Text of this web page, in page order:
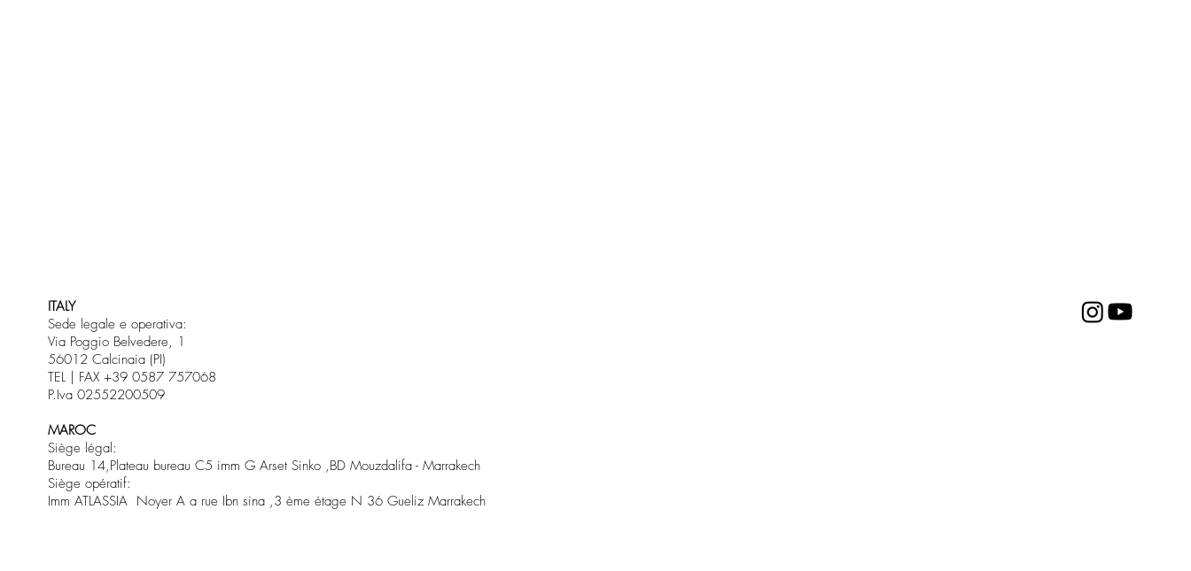
ITALY
Sede legale e operativa:
Via Poggio Belvedere, 1
56012 Calcinaia (PI)
TEL | FAX +39 0587 757068
P.Iva 02552200509
MAROC
Siège légal:
Bureau 14,Plateau bureau C5 imm G Arset Sinko ,BD Mouzdalifa - Marrakech
Siège opératif:
Imm ATLASSIA Noyer A a rue Ibn sina ,3 ème étage N 36 Gueliz Marrakech